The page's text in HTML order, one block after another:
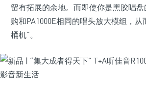
留有拓展的余地。而即使你是黑胶唱
购和PA1000E相同的唱头放大模组，从
桶机”。